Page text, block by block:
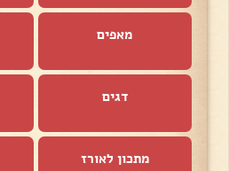
מאפים
דגים
מתכון לאורז